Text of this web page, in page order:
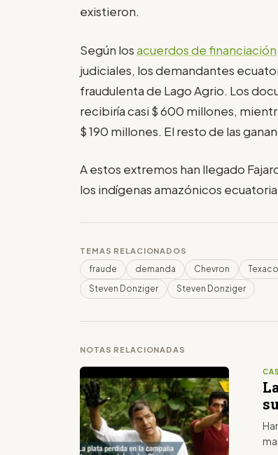
existieron.
Según losacuerdos de financiación
judiciales, los demandantes
fraudulenta de Lago Agrio. Los
recibiría casi $ 600 millones,
$ 190 millones. El resto de las
A estos extremos han llegado
los indígenas amazónicos
TEMAS RELACIONADOS
fraude demanda Chevron Texaco
Steven Donziger
Steven Donziger
NOTAS RELACIONADAS